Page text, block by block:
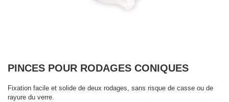
PINCES POUR RODAGES CONIQUES
Fixation facile et solide de deux rodages, sans risque de casse ou de
rayure du verre.